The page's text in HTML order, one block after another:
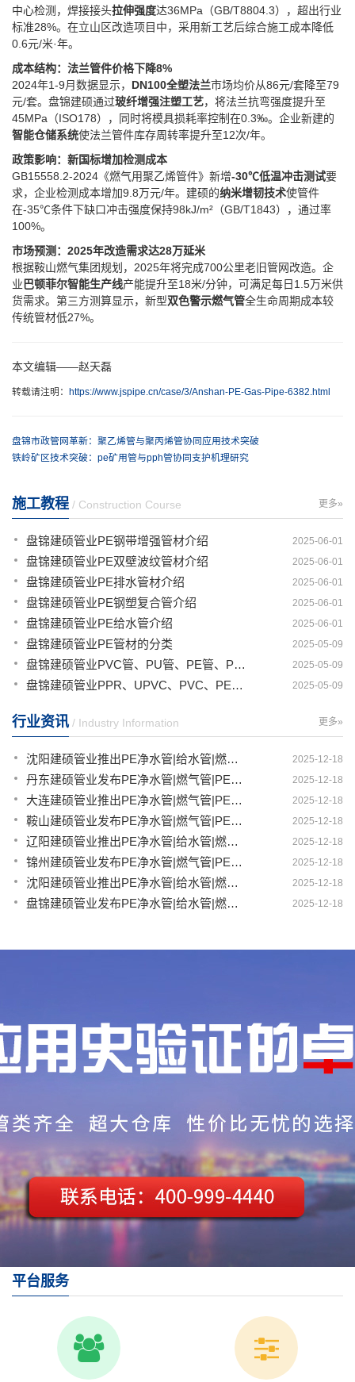
中心检测，焊接接头​​拉伸强度​​达36MPa（GB/T8804.3），超出行业
标准28%。在立山区改造项目中，采用新工艺后综合施工成本降低
0.6元/米·年。
​成本结构：法兰管件价格下降8%​
2024年1-9月数据显示，​ ​DN100全塑法兰​​市场均价从86元/套降至79
元/套。盘锦建硕通过​​玻纤增强注塑工艺​​，将法兰抗弯强度提升至
45MPa（ISO178），同时将模具损耗率控制在0.3‰。企业新建的​
智能仓储系统​​使法兰管件库存周转率提升至12次/年。
​政策影响：新国标增加检测成本​
GB15558.2-2024《燃气用聚乙烯管件》新增​​-30℃低温冲击测试​​要
求，企业检测成本增加9.8万元/年。建硕的​​纳米增韧技术​​使管件
在-35℃条件下缺口冲击强度保持98kJ/m²（GB/T1843），通过率
100%。
​市场预测：2025年改造需求达28万延米​
根据鞍山燃气集团规划，2025年将完成700公里老旧管网改造。企
业​ ​巴顿菲尔智能生产线​​产能提升至18米/分钟，可满足每日1.5万米供
货需求。第三方测算显示，新型​​双色警示燃气管​​全生命周期成本较
传统管材低27%。
本文编辑——赵天磊
转载请注明： https://www.jspipe.cn/case/3/Anshan-PE-Gas-Pipe-6382.html
盘锦市政管网革新：聚乙烯管与聚丙烯管协同应用技术突破
铁岭矿区技术突破：pe矿用管与pph管协同支护机理研究
更多»
施工教程 / Construction Course
2025-06-01
盘锦建硕管业PE钢带增强管材介绍
2025-06-01
盘锦建硕管业PE双壁波纹管材介绍
2025-06-01
盘锦建硕管业PE排水管材介绍
2025-06-01
盘锦建硕管业PE钢塑复合管介绍
2025-06-01
盘锦建硕管业PE给水管介绍
2025-05-09
盘锦建硕管业PE管材的分类
2025-05-09
盘锦建硕管业PVC管、PU管、PE管、PP管有那些区别
2025-05-09
盘锦建硕管业PPR、UPVC、PVC、PERT、PE、HDPE塑料管材详解
更多»
行业资讯 / Industry Information
2025-12-18
沈阳建硕管业推出PE净水管|给水管|燃气管|PERT供热管|电力护套管一体化智造解决方案
2025-12-18
丹东建硕管业发布PE净水管|燃气管|PERT供热管|电力护套管|农田灌溉管智能生产新范式
2025-12-18
大连建硕管业推出PE净水管|燃气管|PERT供热管|电力护套管|农田灌溉管融合智造新生态
2025-12-18
鞍山建硕管业发布PE净水管|燃气管|PERT供热管|电力护套管|农田灌溉管全链路应用新方案
2025-12-18
辽阳建硕管业推出PE净水管|给水管|燃气管|PERT供热管|电力护套管多维融合智造平台
2025-12-18
锦州建硕管业发布PE净水管|燃气管|PERT供热管|电力护套管|农田灌溉管智慧应用生态体系
2025-12-18
沈阳建硕管业推出PE净水管|给水管|燃气管|PERT供热管|电力护套管一体化智造方案
2025-12-18
盘锦建硕管业发布PE净水管|给水管|燃气管|PERT供热管|电力护套管智慧生产新范式
平台服务